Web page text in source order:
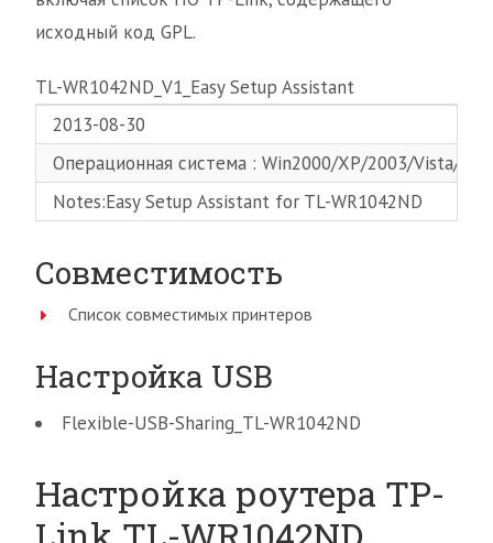
исходный код GPL.
TL-WR1042ND_V1_Easy Setup Assistant
2013-08-30
Операционная система : Win2000/XP/2003/Vista/7/
Notes:Easy Setup Assistant for TL-WR1042ND
Совместимость
Список совместимых принтеров
Настройка USB
Flexible-USB-Sharing_TL-WR1042ND
Настройка роутера TP-